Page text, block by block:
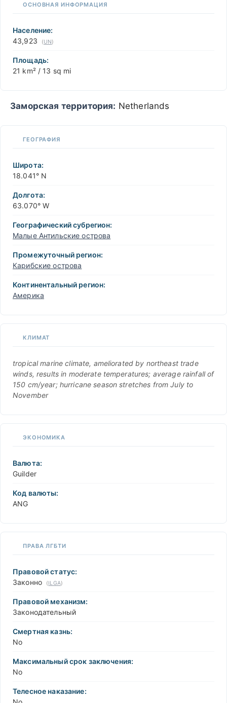
−
ОСНОВНАЯ ИНФОРМАЦИЯ
Население:
43,923
(UN)
Площадь:
21 km² / 13 sq mi
Заморская территория: Netherlands
ГЕОГРАФИЯ
Широта:
18.041° N
Долгота:
63.070° W
Географический субрегион:
Малые Антильские острова
Промежуточный регион:
Карибские острова
Континентальный регион:
Америка
КЛИМАТ
tropical marine climate, ameliorated by northeast trade
winds, results in moderate temperatures; average rainfall of
150 cm/year; hurricane season stretches from July to
November
ЭКОНОМИКА
Валюта:
Guilder
Код валюты:
ANG
ПРАВА ЛГБТИ
Правовой статус:
Законно
(ILGA)
Правовой механизм:
Законодательный
Смертная казнь:
No
Максимальный срок заключения:
No
Телесное наказание: